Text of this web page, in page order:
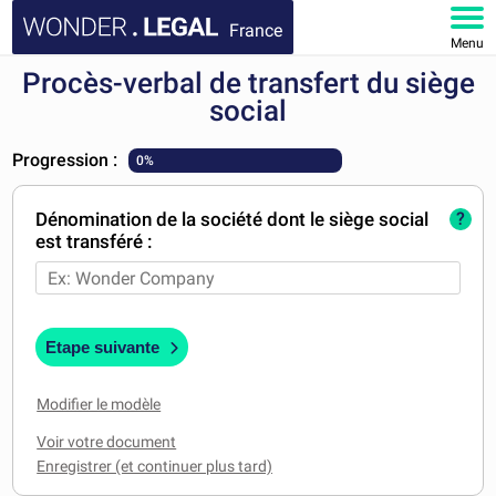
France
Menu
ACCUEIL
MON COMPTE
Procès-verbal de transfert du siège
social
Progression : 0%
Dénomination de la société dont le siège social
est transféré :
?
Etape suivante
Modifier le modèle
Voir votre document